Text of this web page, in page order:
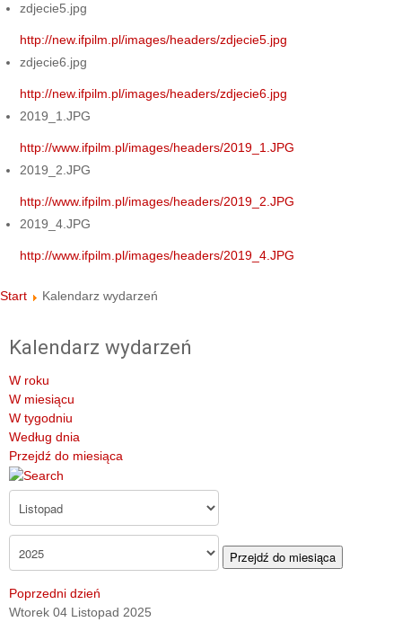
zdjecie5.jpg
http://new.ifpilm.pl/images/headers/zdjecie5.jpg
zdjecie6.jpg
http://new.ifpilm.pl/images/headers/zdjecie6.jpg
2019_1.JPG
http://www.ifpilm.pl/images/headers/2019_1.JPG
2019_2.JPG
http://www.ifpilm.pl/images/headers/2019_2.JPG
2019_4.JPG
http://www.ifpilm.pl/images/headers/2019_4.JPG
Start Kalendarz wydarzeń
Kalendarz wydarzeń
W roku
W miesiącu
W tygodniu
Według dnia
Przejdź do miesiąca
Przejdź do miesiąca
Poprzedni dzień
Wtorek 04 Listopad 2025